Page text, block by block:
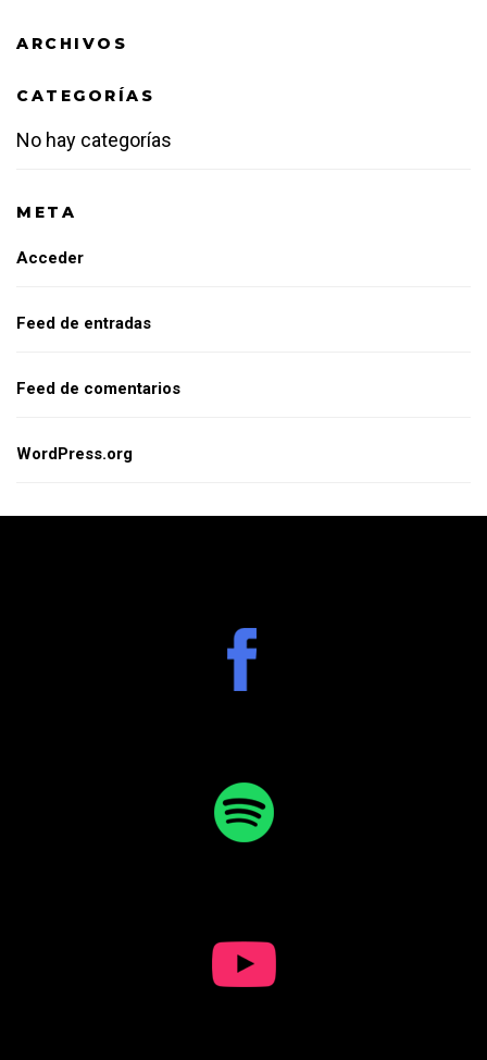
ARCHIVOS
CATEGORÍAS
No hay categorías
META
Acceder
Feed de entradas
Feed de comentarios
WordPress.org